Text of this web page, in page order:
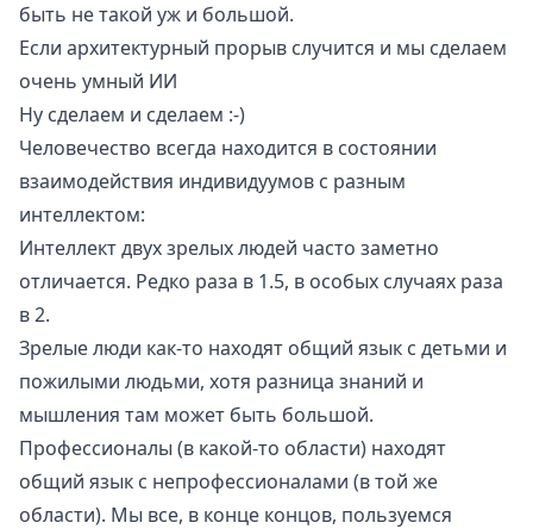
быть не такой уж и большой.
Если архитектурный прорыв случится и мы сделаем
очень умный ИИ
Ну сделаем и сделаем :-)
Человечество всегда находится в состоянии
взаимодействия индивидуумов с разным
интеллектом:
Интеллект двух зрелых людей часто заметно
отличается. Редко раза в 1.5, в особых случаях раза
в 2.
Зрелые люди как-то находят общий язык с детьми и
пожилыми людьми, хотя разница знаний и
мышления там может быть большой.
Профессионалы (в какой-то области) находят
общий язык с непрофессионалами (в той же
области). Мы все, в конце концов, пользуемся